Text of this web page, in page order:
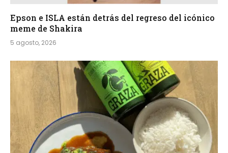
Epson e ISLA están detrás del regreso del icónico
meme de Shakira
5 agosto, 2026